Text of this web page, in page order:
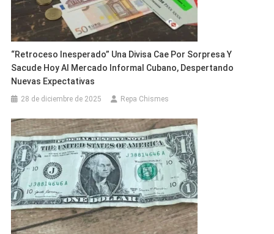
“Retroceso Inesperado” Una Divisa Cae Por Sorpresa Y
Sacude Hoy Al Mercado Informal Cubano, Despertando
Nuevas Expectativas
28 de diciembre de 2025 Repa Chismes